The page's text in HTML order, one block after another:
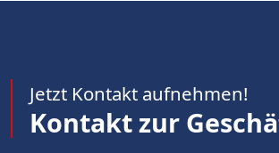
Jetzt Kontakt aufnehmen!
Kontakt zur